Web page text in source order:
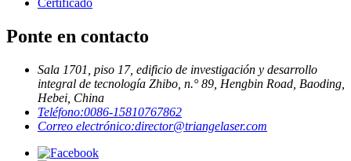
Ponte en contacto
Sala 1701, piso 17, edificio de investigación y desarrollo
integral de tecnología Zhibo, n.° 89, Hengbin Road, Baoding,
Hebei, China
Teléfono:0086-15810767862
Correo electrónico:director@triangelaser.com